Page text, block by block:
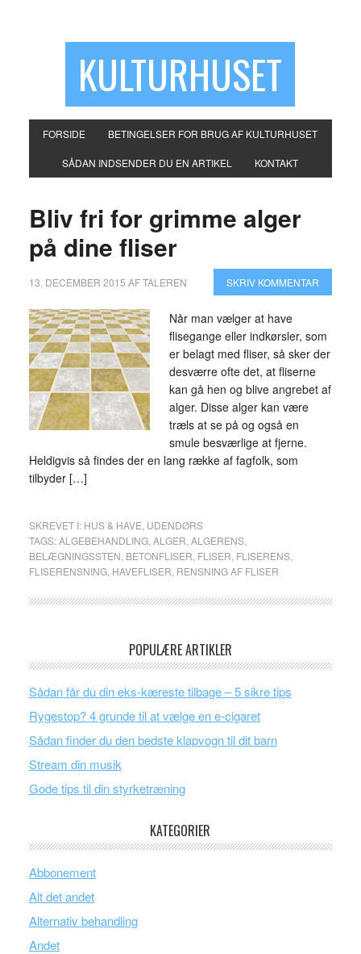
KULTURHUSET
FORSIDE BETINGELSER FOR BRUG AF KULTURHUSET
SÅDAN INDSENDER DU EN ARTIKEL KONTAKT
Bliv fri for grimme alger
på dine fliser
13. DECEMBER 2015 AFTALEREN SKRIV KOMMENTAR
Når man vælger at have
flisegange eller indkørsler, som
er belagt med fliser, så sker der
desværre ofte det, at fliserne
kan gå hen og blive angrebet af
alger. Disse alger kan være
træls at se på og også en
smule besværlige at fjerne.
Heldigvis så findes der en lang række af fagfolk, som
tilbyder […]
SKREVET I: HUS & HAVE UDENDØRS
TAGS:ALGEBEHANDLING, ALGER ALGERENS,
BELÆGNINGSSTEN BETONFLISER FLISER FLISERENS,
FLISERENSNING, HAVEFLISER RENSNING AF FLISER
POPULÆRE ARTIKLER
Sådan får du din eks-kæreste tilbage – 5 sikre tips
Rygestop? 4 grunde til at vælge en e-cigaret
Sådan finder du den bedste klapvogn til dit barn
Stream din musik
Gode tips til din styrketræning
KATEGORIER
Abbonement
Alt det andet
Alternativ behandling
Andet